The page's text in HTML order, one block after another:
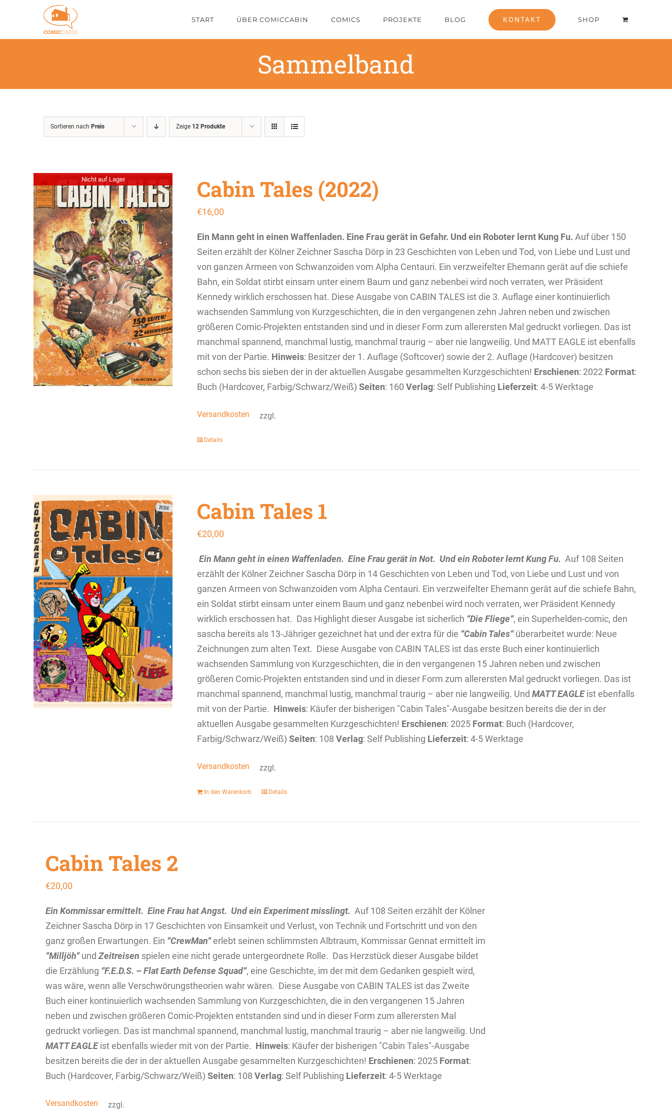
springen
START ÜBER COMICCABIN COMICS PROJEKTE BLOG KONTAKT SHOP
Sammelband
Sortieren nach Preis Zeige 12 Produkte
Nicht auf Lager Cabin Tales (2022)
€16,00
Ein Mann geht in einen Waffenladen. Eine Frau gerät in Gefahr. Und ein Roboter lernt Kung Fu. Auf über 150
Seiten erzählt der Kölner Zeichner Sascha Dörp in 23 Geschichten von Leben und Tod, von Liebe und Lust und
von ganzen Armeen von Schwanzoiden vom Alpha Centauri. Ein verzweifelter Ehemann gerät auf die schiefe
Bahn, ein Soldat stirbt einsam unter einem Baum und ganz ­nebenbei wird noch verraten, wer Präsident
Kennedy wirklich erschossen hat. Diese Ausgabe von CABIN TALES ist die 3. Auflage einer kontinuierlich
wachsenden Sammlung von Kurzgeschichten, die in den vergangenen zehn Jahren neben und zwischen
größeren Comic-Projekten entstanden sind und in dieser Form zum allerersten Mal gedruckt vorliegen. Das ist
manchmal spannend, manchmal lustig, manchmal traurig – aber nie langweilig. Und MATT EAGLE ist ebenfalls
mit von der Partie. Hinweis: Besitzer der 1. Auflage (Softcover) sowie der 2. Auflage (Hardcover) besitzen
schon sechs bis sieben der in der aktuellen Ausgabe gesammelten Kurzgeschichten! Erschienen: 2022 Format:
Buch (Hardcover, Farbig/Schwarz/Weiß) Seiten: 160 Verlag: Self Publishing Lieferzeit: 4-5 Werktage
zzgl.
Versandkosten
Details
Cabin Tales 1
€20,00
Ein Mann geht in einen Waffenladen. Eine Frau gerät in Not. Und ein Roboter lernt Kung Fu. Auf 108 Seiten
erzählt der Kölner Zeichner Sascha Dörp in 14 Geschichten von Leben und Tod, von Liebe und Lust und von
ganzen Armeen von Schwanzoiden vom Alpha Centauri. Ein verzweifelter Ehemann gerät auf die schiefe Bahn,
ein Soldat stirbt einsam unter einem Baum und ganz nebenbei wird noch verraten, wer Präsident Kennedy
wirklich erschossen hat. Das Highlight dieser Ausgabe ist sicherlich “Die Fliege“, ein Superhelden-comic, den
sascha bereits als 13-Jähriger gezeichnet hat und der extra für die “Cabin Tales“überarbeitet wurde: Neue
Zeichnungen zum alten Text. Diese Ausgabe von CABIN TALES ist das erste Buch einer kontinuierlich
wachsenden Sammlung von Kurzgeschichten, die in den vergangenen 15 Jahren neben und zwischen
größeren Comic-Projekten entstanden sind und in dieser Form zum allerersten Mal gedruckt vorliegen. Das ist
manchmal spannend, manchmal lustig, manchmal traurig – aber nie langweilig. Und MATT EAGLEist ebenfalls
mit von der Partie. Hinweis: Käufer der bisherigen "Cabin Tales"-Ausgabe besitzen bereits die der in der
aktuellen Ausgabe gesammelten Kurzgeschichten! Erschienen: 2025 Format: Buch (Hardcover,
Farbig/Schwarz/Weiß) Seiten: 108 Verlag: Self Publishing Lieferzeit: 4-5 Werktage
zzgl.
Versandkosten
In den Warenkorb Details
Cabin Tales 2
€20,00
Ein Kommissar ermittelt. Eine Frau hat Angst. Und ein Experiment misslingt. Auf 108 Seiten erzählt der Kölner
Zeichner Sascha Dörp in 17 Geschichten von Einsamkeit und Verlust, von Technik und Fortschritt und von den
ganz großen Erwartungen. Ein “CrewMan“erlebt seinen schlimmsten Albtraum, Kommissar Gennat ermittelt im
“Milljöh“undZeitreisen spielen eine nicht gerade untergeordnete Rolle. Das Herzstück dieser Ausgabe bildet
die Erzählung “F.E.D.S. – Flat Earth Defense Squad“, eine Geschichte, im der mit dem Gedanken gespielt wird,
was wäre, wenn alle Verschwörungstheorien wahr wären. Diese Ausgabe von CABIN TALES ist das Zweite
Buch einer kontinuierlich wachsenden Sammlung von Kurzgeschichten, die in den vergangenen 15 Jahren
neben und zwischen größeren Comic-Projekten entstanden sind und in dieser Form zum allerersten Mal
gedruckt vorliegen. Das ist manchmal spannend, manchmal lustig, manchmal traurig – aber nie langweilig. Und
MATT EAGLEist ebenfalls wieder mit von der Partie. Hinweis: Käufer der bisherigen "Cabin Tales"-Ausgabe
besitzen bereits die der in der aktuellen Ausgabe gesammelten Kurzgeschichten! Erschienen: 2025 Format:
Buch (Hardcover, Farbig/Schwarz/Weiß)Seiten: 108Verlag: Self Publishing Lieferzeit: 4-5 Werktage
zzgl.
Versandkosten